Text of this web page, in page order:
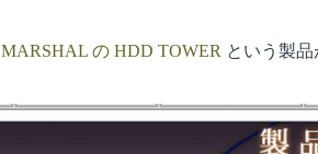
MARSHAL の HDD TOWER という製